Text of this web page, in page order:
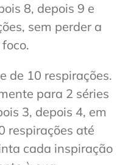
8, depois 9 e
sem perder a
de 10 respirações.
para 2 séries
3, depois 4, em
respirações até
cada inspiração